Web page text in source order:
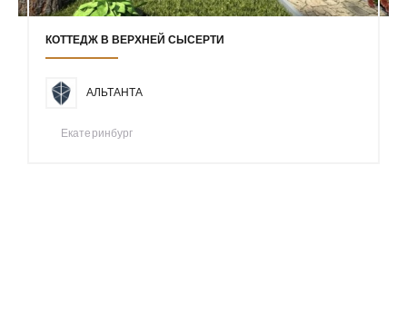
КОТТЕДЖ В ВЕРХНЕЙ СЫСЕРТИ
АЛЬТАНТА
Екатеринбург